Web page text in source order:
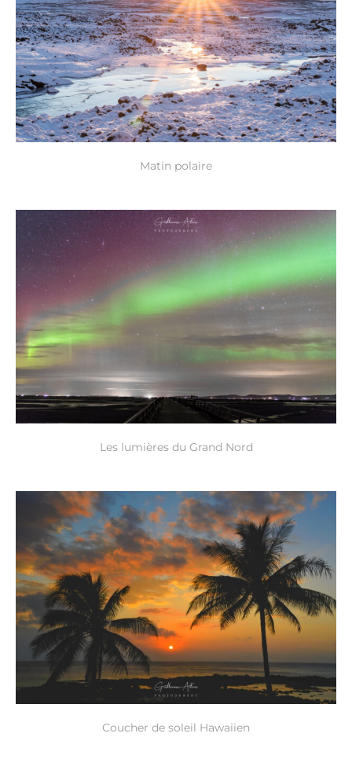
Matin polaire
Les lumières du Grand Nord
Coucher de soleil Hawaiien